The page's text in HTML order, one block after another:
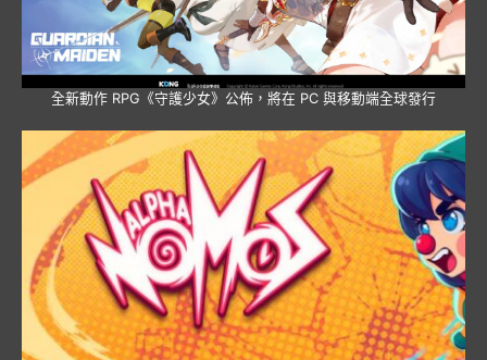
全新動作 RPG《守護少女》公佈，將在 PC 與移動端全球發行